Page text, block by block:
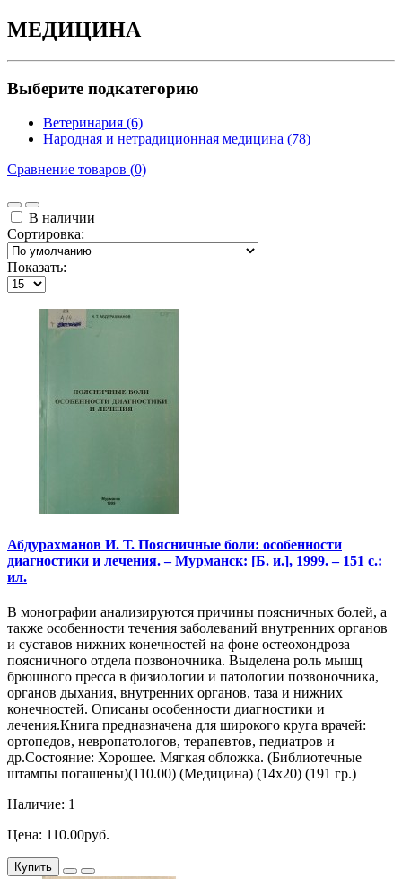
МЕДИЦИНА
Выберите подкатегорию
Ветеринария (6)
Народная и нетрадиционная медицина (78)
Сравнение товаров (0)
В наличии
Сортировка:
Показать:
Абдурахманов И. Т. Поясничные боли: особенности
диагностики и лечения. – Мурманск: [Б. и.], 1999. – 151 с.:
ил.
В монографии анализируются причины поясничных болей, а
также особенности течения заболеваний внутренних органов
и суставов нижних конечностей на фоне остеохондроза
поясничного отдела позвоночника. Выделена роль мышц
брюшного пресса в физиологии и патологии позвоночника,
органов дыхания, внутренних органов, таза и нижних
конечностей. Описаны особенности диагностики и
лечения.Книга предназначена для широкого круга врачей:
ортопедов, невропатологов, терапевтов, педиатров и
др.Состояние: Хорошее. Мягкая обложка. (Библиотечные
штампы погашены)(110.00) (Медицина) (14х20) (191 гр.)
Наличие: 1
Цена: 110.00руб.
Купить